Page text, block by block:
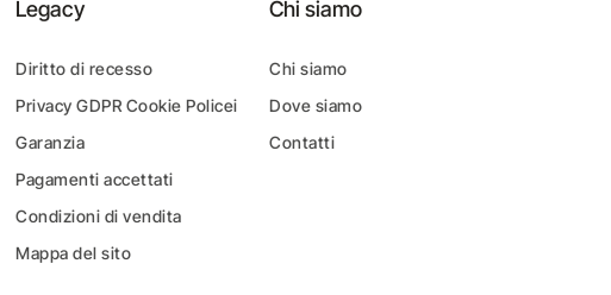
Legacy
Diritto di recesso
Privacy GDPR Cookie Policei
Garanzia
Pagamenti accettati
Condizioni di vendita
Mappa del sito
Chi siamo
Chi siamo
Dove siamo
Contatti